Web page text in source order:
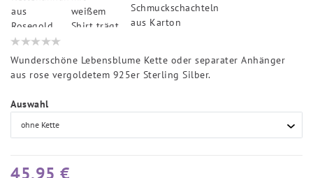
Wunderschöne Lebensblume Kette oder separater Anhänger
aus rose vergoldetem 925er Sterling Silber.
Auswahl
45,95 €